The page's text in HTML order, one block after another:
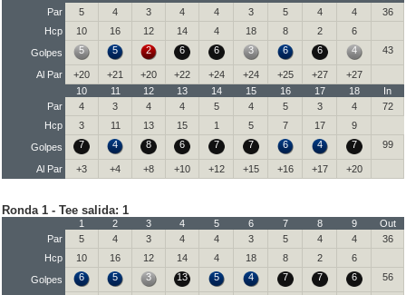
Par
5 4 3 4 4 3 5 4 4
36
Hcp
10 16 12 14 4 18 8 2
6
Golpes
5 5 2 6 6 3 6 6 4 43
Al Par +20 +21 +20 +22 +24 +24 +25 +27
+27
10
11 12 13 14 15 16 17 18
In
Par
4 3 4 4 5 4 5 3 4
72
Hcp
3 11 13 15 1 5 7 17
9
Golpes
7 4 8 6 7 7 6 4 7 99
Al Par +3 +4 +8 +10 +12 +15 +16 +17 +20
Ronda 1 - Tee salida: 1
1 2 3 4 5 6 7 8 9
Out
Par
5 4 3 4 4 3 5 4 4
36
Hcp
10 16 12 14 4 18 8 2
6
Golpes
6 5 3 13 5 4 7 7 6 56